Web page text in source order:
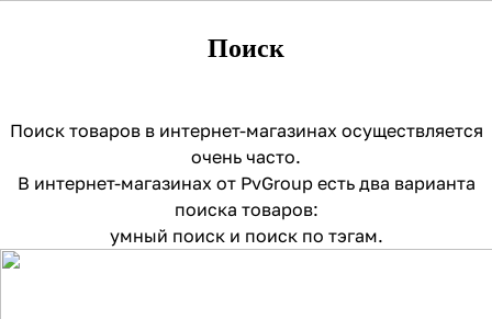
Поиск
Поиск товаров в интернет-магазинах осуществляется
очень часто.
В интернет-магазинах от PvGroup есть два варианта
поиска товаров:
умный поиск и поиск по тэгам.